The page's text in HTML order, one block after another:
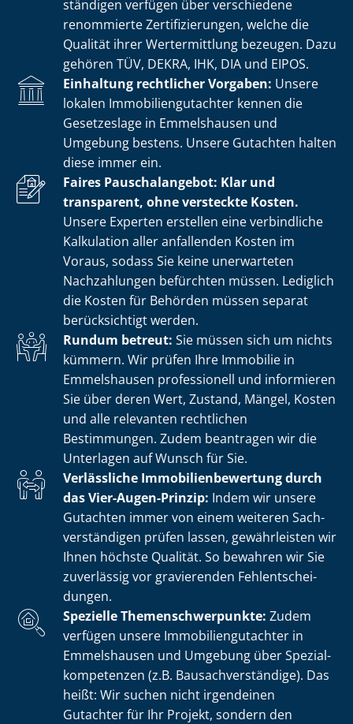
stän­di­gen verfügen über verschiedene
renommierte Zer­ti­fi­zie­run­gen, welche die
Qualität ihrer Wertermittlung bezeugen. Dazu
gehören TÜV, DEKRA, IHK, DIA und EIPOS.
Einhaltung rechtlicher Vorgaben: Unsere
lokalen Im­mo­bi­li­en­gut­ach­ter kennen die
Gesetzeslage in Emmelshausen und
Umgebung bestens. Unsere Gutachten halten
diese immer ein.
Faires Pauschalangebot: Klar und
transparent, ohne versteckte Kosten.
Unsere Experten erstellen eine verbindliche
Kalkulation aller anfallenden Kosten im
Voraus, sodass Sie keine unerwarteten
Nachzahlungen befürchten müssen. Lediglich
die Kosten für Behörden müssen separat
berücksichtigt werden.
Rundum betreut: Sie müssen sich um nichts
kümmern. Wir prüfen Ihre Immobilie in
Emmelshausen professionell und informieren
Sie über deren Wert, Zustand, Mängel, Kosten
und alle relevanten rechtlichen
Bestimmungen. Zudem beantragen wir die
Unterlagen auf Wunsch für Sie.
Verlässliche Im­mo­bi­li­en­be­wer­tung durch
das Vier-Augen-Prinzip: Indem wir unsere
Gutachten immer von einem weiteren Sach­
ver­stän­di­gen prüfen lassen, gewährleisten wir
Ihnen höchste Qualität. So bewahren wir Sie
zuverlässig vor gravierenden Fehl­ent­schei­
dun­gen.
Spezielle The­men­schwer­punk­te: Zudem
verfügen unsere Im­mo­bi­li­en­gut­ach­ter in
Emmelshausen und Umgebung über Spe­zi­al­
kom­pe­ten­zen (z.B. Bau­sach­ver­stän­di­ge). Das
heißt: Wir suchen nicht irgendeinen
Gutachter für Ihr Projekt, sondern den